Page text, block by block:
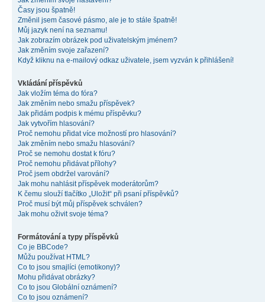
Časy jsou špatně!
Změnil jsem časové pásmo, ale je to stále špatně!
Můj jazyk není na seznamu!
Jak zobrazím obrázek pod uživatelským jménem?
Jak změním svoje zařazení?
Když kliknu na e-mailový odkaz uživatele, jsem vyzván k přihlášení!
Vkládání příspěvků
Jak vložím téma do fóra?
Jak změním nebo smažu příspěvek?
Jak přidám podpis k mému příspěvku?
Jak vytvořím hlasování?
Proč nemohu přidat více možností pro hlasování?
Jak změním nebo smažu hlasování?
Proč se nemohu dostat k fóru?
Proč nemohu přidávat přílohy?
Proč jsem obdržel varování?
Jak mohu nahlásit příspěvek moderátorům?
K čemu slouží tlačítko „Uložit“ při psaní příspěvků?
Proč musí být můj příspěvek schválen?
Jak mohu oživit svoje téma?
Formátování a typy příspěvků
Co je BBCode?
Můžu používat HTML?
Co to jsou smajlíci (emotikony)?
Mohu přidávat obrázky?
Co to jsou Globální oznámení?
Co to jsou oznámení?